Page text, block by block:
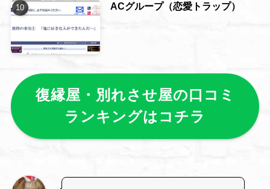
ACグループ（恋愛トラップ）
復縁屋・別れさせ屋の口コミ
ランキングはコチラ